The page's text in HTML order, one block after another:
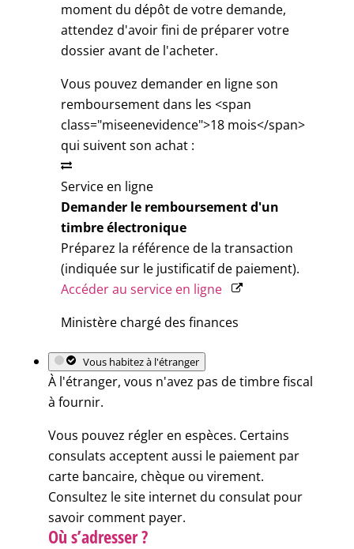
moment du dépôt de votre demande,
attendez d'avoir fini de préparer votre
dossier avant de l'acheter.
Vous pouvez demander en ligne son
remboursement dans les <span
class="miseenevidence">18 mois</span>
qui suivent son achat :
Service en ligne
Demander le remboursement d'un
timbre électronique
Préparez la référence de la transaction
(indiquée sur le justificatif de paiement).
Accéder au service en ligne
Ministère chargé des finances
Vous habitez à l'étranger
À l'étranger, vous n'avez pas de timbre fiscal
à fournir.
Vous pouvez régler en espèces. Certains
consulats acceptent aussi le paiement par
carte bancaire, chèque ou virement.
Consultez le site internet du consulat pour
savoir comment payer.
Où s’adresser ?